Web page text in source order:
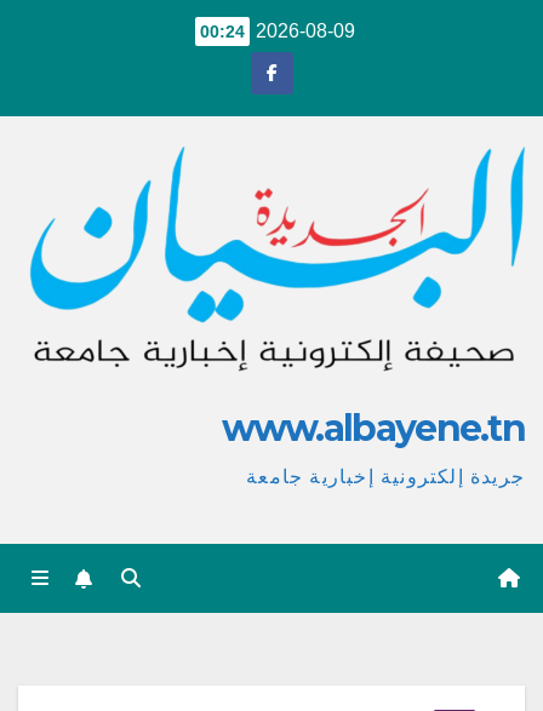
2026-08-09
00:24
www.albayene.tn
جريدة إلكترونية إخبارية جامعة